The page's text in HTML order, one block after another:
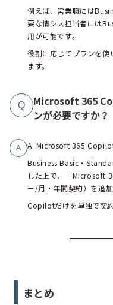
例えば、営業職には
要な情シス担当者には
用が可能です。
役割に応じてプランを使
ます。
Q
Microsoft 365
ンが必要ですか？
A
A. Microsoft 365 Copilot
Business Basic・
した上で、「Microsoft
ー/月・年間契約）を追
Copilotだけを単独で契
まとめ